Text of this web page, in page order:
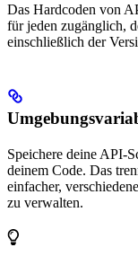
Das Hardcoden von
für jeden zugänglich,
einschließlich der
Speichere deine API-
deinem Code. Das
einfacher,
zu verwalten.